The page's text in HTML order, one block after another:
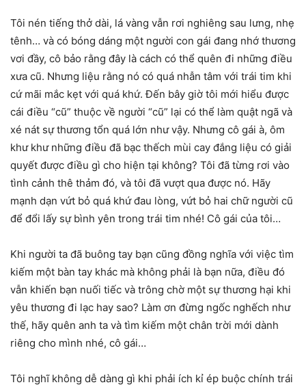
Tôi nén tiếng thở dài, lá vàng vẫn rơi nghiêng sau lưng, nhẹ
tênh… và có bóng dáng một người con gái đang nhớ thương
vơi đầy, cô bảo rằng đây là cách có thể quên đi những điều
xưa cũ. Nhưng liệu rằng nó có quá nhẫn tâm với trái tim khi
cứ mãi mắc kẹt với quá khứ. Đến bây giờ tôi mới hiểu được
cái điều “cũ” thuộc về người “cũ” lại có thể làm quật ngã và
xé nát sự thương tổn quá lớn như vậy. Nhưng cô gái à, ôm
khư khư những điều đã bạc thếch mùi cay đắng liệu có giải
quyết được điều gì cho hiện tại không? Tôi đã từng rơi vào
tình cảnh thê thảm đó, và tôi đã vượt qua được nó. Hãy
mạnh dạn vứt bỏ quá khứ đau lòng, vứt bỏ hai chữ người cũ
để đổi lấy sự bình yên trong trái tim nhé! Cô gái của tôi…
Khi người ta đã buông tay bạn cũng đồng nghĩa với việc tìm
kiếm một bàn tay khác mà không phải là bạn nữa, điều đó
vẫn khiến bạn nuối tiếc và trông chờ một sự thương hại khi
yêu thương đi lạc hay sao? Làm ơn đừng ngốc nghếch như
thế, hãy quên anh ta và tìm kiếm một chân trời mới dành
riêng cho mình nhé, cô gái…
Tôi nghĩ không dễ dàng gì khi phải ích kỉ ép buộc chính trái